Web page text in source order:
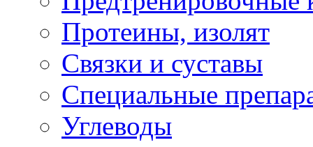
Протеины, изолят
Связки и суставы
Специальные
Углеводы